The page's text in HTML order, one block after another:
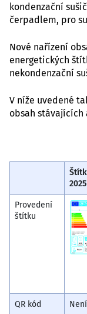
kondenzační
čerpadlem, pro
Nové nařízení
energetických
nekondenzační
V níže uvedené
obsah stávajících
2025
Provedení
štítku
QR kód